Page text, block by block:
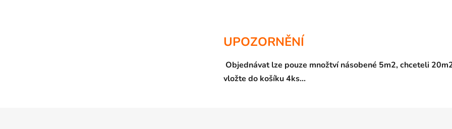
UPOZORNĚNÍ
Objednávat lze pouze množtví násobené 5m2, chceteli
vložte do košíku 4ks...